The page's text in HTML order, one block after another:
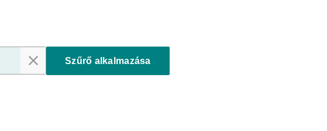
Szűrő alkalmazása